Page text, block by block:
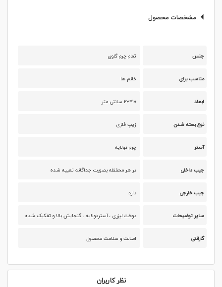
مشخصات محصول
جنس تمام چرم گاوی
مناسب برای خانم ها
ابعاد ۱۰*۲۳ سانتی متر
نوع بسته شدن زیپ فلزی
آستر چرم دولایه
جیب داخلی در هر محفظه بصورت جداگانه تعبیه شده
جیب خارجی دارد
سایر توضیحات دوخت لیزری ، آستردولایه ، گنجایش بالا و تفکیک شده
گارانتی اصالت و سلامت محصول
نظر کاربران